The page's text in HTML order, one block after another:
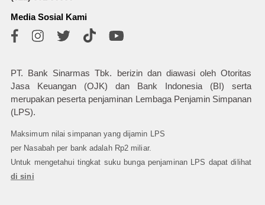
Media Sosial Kami
PT. Bank Sinarmas Tbk. berizin dan diawasi oleh Otoritas
Jasa Keuangan (OJK) dan Bank Indonesia (BI) serta
merupakan peserta penjaminan Lembaga Penjamin Simpanan
(LPS).
Maksimum nilai simpanan yang dijamin LPS
per Nasabah per bank adalah Rp2 miliar.
Untuk mengetahui tingkat suku bunga penjaminan LPS dapat dilihat
di sini